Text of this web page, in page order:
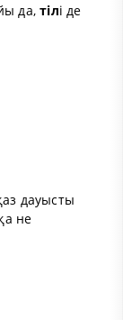
да,тілі де
дауысты
не